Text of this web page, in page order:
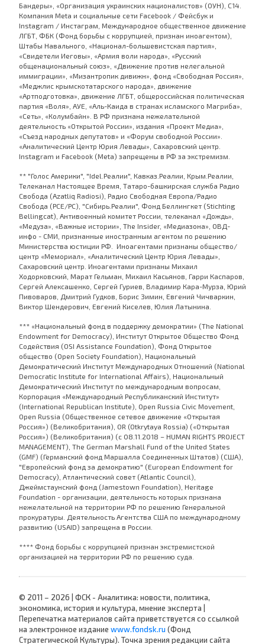
Бандеры», «Организация украинских националистов» (ОУН), С14.
Компания Meta и социальные сети Facebook / Фейсбук и
Instagram / Инстаграм, Международное общественное движение
ЛГБТ, ФБК (Фонд борьбы с коррупцией, признан иноагентом),
Штабы Навального, «Национал-большевистская партия»,
«Свидетели Иеговы», «Армия воли народа», «Русский
общенациональный союз», «Движение против нелегальной
иммиграции», «Мизантропик дивижн», фонд «Свободная Россия»,
«Меджлис крымскотатарского народа», движение
«Артподготовка», движение ЛГБТ, общероссийская политическая
партия «Воля», АУЕ, «Аль-Каида в странах исламского Магриба»,
«Сеть», «Колумбайн». В РФ признана нежелательной
деятельность «Открытой России», издания «Проект Медиа»,
«Съезд народных депутатов» и «Форум свободной России».
«Аналитический Центр Юрия Левады», Сахаровский центр.
Instagram и Facebook (Metа) запрещены в РФ за экстремизм.
** "Голос Америки", "Idel.Реалии", Кавказ.Реалии, Крым.Реалии,
Телеканал Настоящее Время, Татаро-башкирская служба Радио
Свобода (Azatliq Radiosi), Радио Свободная Европа/Радио
Свобода (PCE/PC), "Сибирь.Реалии", Фонд Беллингкет (Stichting
Bellingcat), Антивоенный комитет России, телеканал «Дождь»,
«Медуза», «Важные истории», The Insider, «Медиазона», ОВД-
инфо - СМИ, признанные иностранным агентом по решению
Министерства юстиции РФ. Иноагентами признаны общество/
центр «Мемориал», «Аналитический Центр Юрия Левады»,
Сахаровский центр. Иноагентами признаны Михаил
Ходорковский, Марат Гельман, Михаил Касьянов, Гарри Каспаров,
Сергей Алексашенко, Сергей Гуриев, Владимир Кара-Мурза, Юрий
Пивоваров, Дмитрий Гудков, Борис Зимин, Евгений Чичваркин,
Виктор Шендерович, Евгений Киселев, Юлия Латынина.
*** «Национальный фонд в поддержку демократии» (The National
Endowment for Democracy), Институт Открытое Общество Фонд
Содействия (OSI Assistance Foundation), Фонд Открытое
общество (Open Society Foundation), Национальный
Демократический Институт Международных Отношений (National
Democratic Institute for International Affairs), Национальный
Демократический Институт по международным вопросам,
Корпорация «Международный Республиканский Институт»
(International Republican Institute), Open Russia Civic Movement,
Open Russia (Общественное сетевое движение «Открытая
Россия») (Великобритания), OR (Otkrytaya Rossia) («Открытая
Россия») (Великобритания) (с 08.11.2018 – HUMAN RIGHTS PROJECT
MANAGEMENT), The German Marshall Fund of the United States
(GMF) (Германский фонд Маршалла Соединенных Штатов) (США),
"Европейский фонд за демократию" (European Endowment for
Democracy), Атлантический совет (Atlantic Council),
Джеймстаунский фонд (Jamestown Foundation), Heritage
Foundation - организации, деятельность которых признана
нежелательной на территории РФ по решению Генеральной
прокуратуры. Деятельность Агентства США по международному
развитию (USAID) запрещена в России.
**** Фонд борьбы с коррупцией признан экстремистской
организацией на территории РФ по решению суда.
© 2011 – 2026 | ФСК - Аналитика: новости, политика,
экономика, история и культура, мнение эксперта |
Перепечатка материалов сайта приветствуется со ссылкой
на электронное издание www.fondsk.ru (Фонд
Стратегической Культуры). Точка зрения редакции сайта